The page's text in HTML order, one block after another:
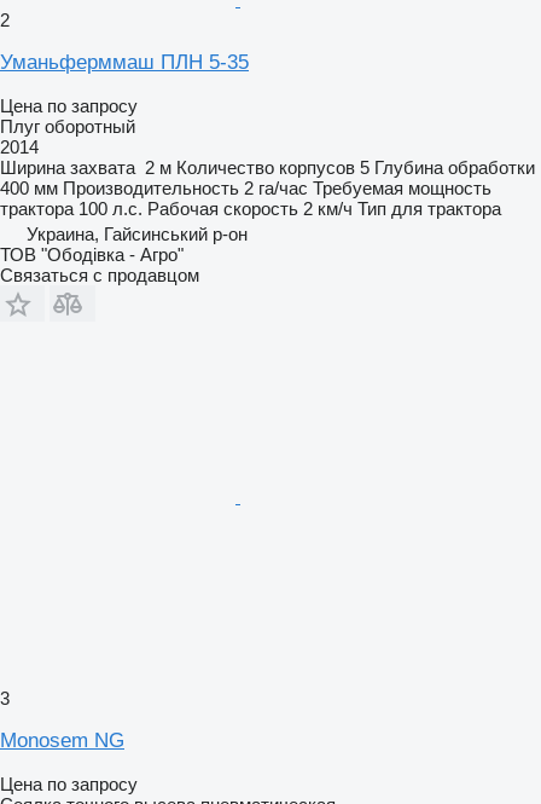
2
Уманьферммаш ПЛН 5-35
Цена по запросу
Плуг оборотный
2014
Ширина захвата 2 м Количество корпусов 5 Глубина обработки
400 мм Производительность 2 га/час Требуемая мощность
трактора 100 л.с. Рабочая скорость 2 км/ч Тип для трактора
Украина, Гайсинський р-он
ТОВ "Ободівка - Агро"
Связаться с продавцом
3
Monosem NG
Цена по запросу